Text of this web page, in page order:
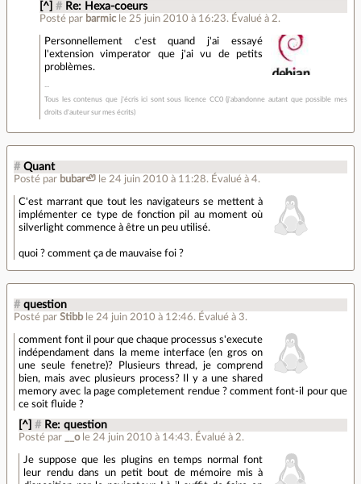
[^] # Re: Hexa-coeurs
Posté par barmic le 25 juin 2010 à 16:23. Évalué à 2.
Personnellement c'est quand j'ai essayé
l'extension vimperator que j'ai vu de petits
problèmes.
Tous les contenus que j'écris ici sont sous licence CC0 (j'abandonne autant que possible mes
droits d'auteur sur mes écrits)
# Quant
Posté par bubar🦥 le 24 juin 2010 à 11:28. Évalué à 4.
C'est marrant que tout les navigateurs se mettent à
implémenter ce type de fonction pil au moment où
silverlight commence à être un peu utilisé.
quoi ? comment ça de mauvaise foi ?
# question
Posté par Stibb le 24 juin 2010 à 12:46. Évalué à 3.
comment font il pour que chaque processus s'execute
indépendament dans la meme interface (en gros on
une seule fenetre)? Plusieurs thread, je comprend
bien, mais avec plusieurs process? Il y a une shared
memory avec la page completement rendue ? comment font-il pour que
ce soit fluide ?
[^] # Re: question
Posté par __o le 24 juin 2010 à 14:43. Évalué à 2.
Je suppose que les plugins en temps normal font
leur rendu dans un petit bout de mémoire mis à